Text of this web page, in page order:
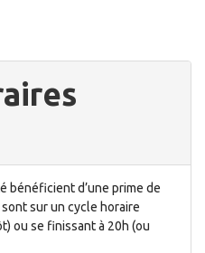
bénéficient d’une prime de
sur un cycle horaire
ou se finissant à 20h (ou